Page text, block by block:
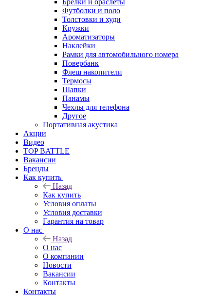
Брелки и браслеты
Футболки и поло
Толстовки и худи
Кружки
Ароматизаторы
Наклейки
Рамки для автомобильного номера
Повербанк
Флеш накопители
Термосы
Шапки
Панамы
Чехлы для телефона
Другое
Портативная акустика
Акции
Видео
TOP BATTLE
Вакансии
Бренды
Как купить
Назад
Как купить
Условия оплаты
Условия доставки
Гарантия на товар
О нас
Назад
О нас
О компании
Новости
Вакансии
Контакты
Контакты